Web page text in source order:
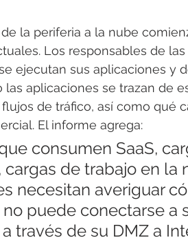
la periferia a la nube
Los responsables de las
ejecutan sus aplicaciones y
aplicaciones se trazan de
de tráfico, así como qué
El informe agrega:
consumen SaaS,
de trabajo en la
necesitan averiguar
no puede conectarse a
través de su DMZ a